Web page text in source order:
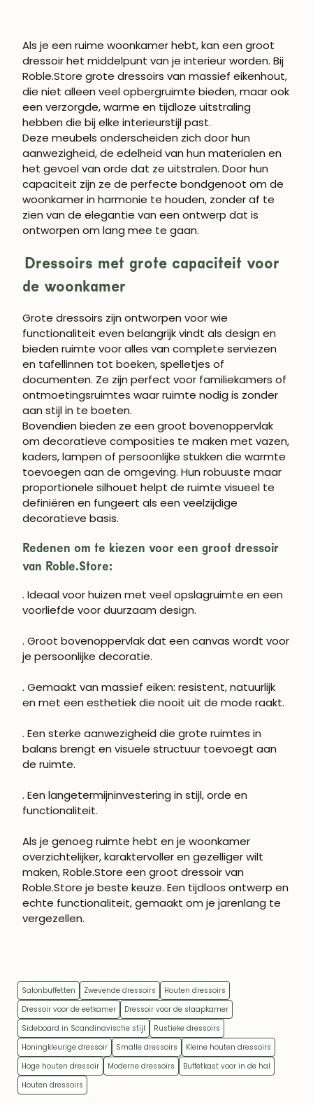
Als je een ruime woonkamer hebt, kan een groot
dressoir het middelpunt van je interieur worden. Bij
Roble.Store grote dressoirs van massief eikenhout,
die niet alleen veel opbergruimte bieden, maar ook
een verzorgde, warme en tijdloze uitstraling
hebben die bij elke interieurstijl past.
Deze meubels onderscheiden zich door hun
aanwezigheid, de edelheid van hun materialen en
het gevoel van orde dat ze uitstralen. Door hun
capaciteit zijn ze de perfecte bondgenoot om de
woonkamer in harmonie te houden, zonder af te
zien van de elegantie van een ontwerp dat is
ontworpen om lang mee te gaan.
Dressoirs met grote capaciteit voor
de woonkamer
Grote dressoirs zijn ontworpen voor wie
functionaliteit even belangrijk vindt als design en
bieden ruimte voor alles van complete serviezen
en tafellinnen tot boeken, spelletjes of
documenten. Ze zijn perfect voor familiekamers of
ontmoetingsruimtes waar ruimte nodig is zonder
aan stijl in te boeten.
Bovendien bieden ze een groot bovenoppervlak
om decoratieve composities te maken met vazen,
kaders, lampen of persoonlijke stukken die warmte
toevoegen aan de omgeving. Hun robuuste maar
proportionele silhouet helpt de ruimte visueel te
definiëren en fungeert als een veelzijdige
decoratieve basis.
Redenen om te kiezen voor een groot dressoir
van Roble.Store:
. Ideaal voor huizen met veel opslagruimte en een
voorliefde voor duurzaam design.
. Groot bovenoppervlak dat een canvas wordt voor
je persoonlijke decoratie.
. Gemaakt van massief eiken: resistent, natuurlijk
en met een esthetiek die nooit uit de mode raakt.
. Een sterke aanwezigheid die grote ruimtes in
balans brengt en visuele structuur toevoegt aan
de ruimte.
. Een langetermijninvestering in stijl, orde en
functionaliteit.
Als je genoeg ruimte hebt en je woonkamer
overzichtelijker, karaktervoller en gezelliger wilt
maken, Roble.Store een groot dressoir van
Roble.Store je beste keuze. Een tijdloos ontwerp en
echte functionaliteit, gemaakt om je jarenlang te
vergezellen.
Salonbuffetten Zwevende dressoirs
Houten dressoirs
Dressoir voor de eetkamer
Dressoir voor de slaapkamer
Sideboard in Scandinavische stijl
Rustieke dressoirs
Honingkleurige dressoir
Smalle dressoirs
Kleine houten dressoirs
Hoge houten dressoir
Moderne dressoirs
Buffetkast voor in de hal
Houten dressoirs
WORD LID VAN
ROBLE.STORE!
Schrijf je in en krijg 5% korting op je eerste
aankoop.